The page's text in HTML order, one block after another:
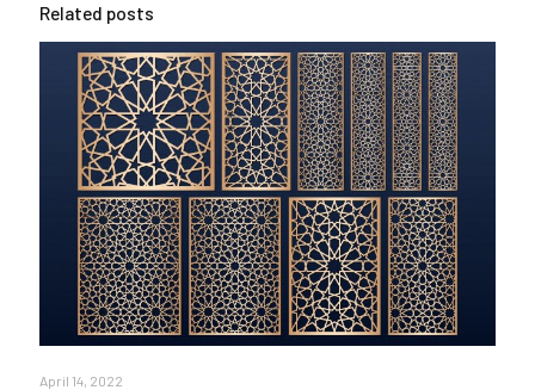
Related posts
April 14, 2022